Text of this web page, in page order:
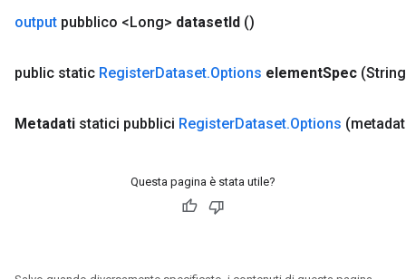
output pubblico <Long> datasetId ()
public static RegisterDataset.Options elementSpec
Metadati statici pubblici RegisterDataset.Options
Questa pagina è stata utile?